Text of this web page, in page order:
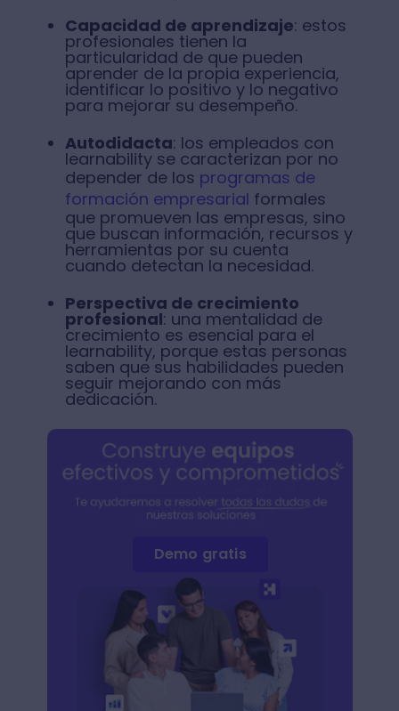
Capacidad de aprendizaje: estos
profesionales tienen la
particularidad de que pueden
aprender de la propia experiencia,
identificar lo positivo y lo negativo
para mejorar su desempeño.
Autodidacta: los empleados con
learnability se caracterizan por no
depender de los programas de
formación empresarial formales
que promueven las empresas, sino
que buscan información, recursos y
herramientas por su cuenta
cuando detectan la necesidad.
Perspectiva de crecimiento
profesional: una mentalidad de
crecimiento es esencial para el
learnability, porque estas personas
saben que sus habilidades pueden
seguir mejorando con más
dedicación.
Demo gratis